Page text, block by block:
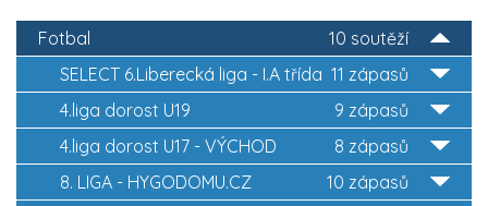
10 soutěží
Fotbal
11 zápasů
SELECT 6.Liberecká liga - I.A třída
9 zápasů
4.liga dorost U19
8 zápasů
4.liga dorost U17 - VÝCHOD
10 zápasů
8. LIGA - HYGODOMU.CZ